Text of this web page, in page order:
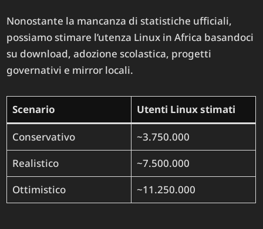
Nonostante la mancanza di statistiche ufficiali,
possiamo stimare l’utenza Linux in Africa basandoci
su download, adozione scolastica, progetti
governativi e mirror locali.
Scenario Utenti Linux stimati
Conservativo
~3.750.000
Realistico
~7.500.000
Ottimistico
~11.250.000